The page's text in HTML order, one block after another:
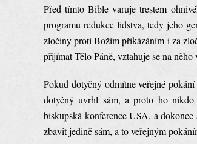
Před tímto Bible varuje trestem
programu redukce lidstva, tedy jeho
zločiny proti Božím přikázáním i za
přijímat Tělo Páně, vztahuje se na
Pokud dotyčný odmítne veřejné
dotyčný uvrhl sám, a proto ho nikdo
biskupská konference USA, a
zbavit jedině sám, a to veřejným